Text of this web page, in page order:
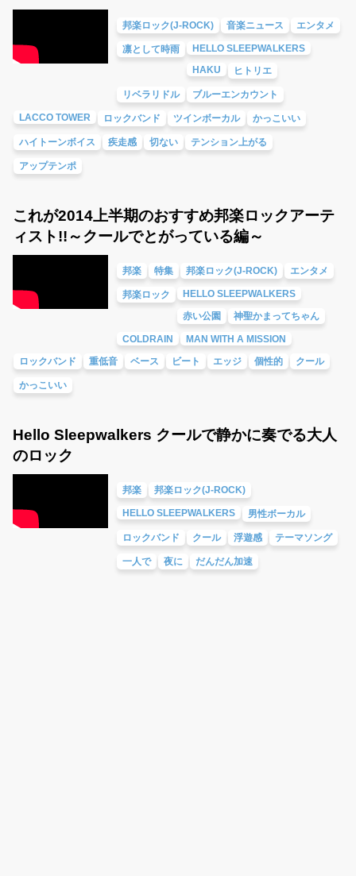
邦楽ロック(J-ROCK) 音楽ニュース エンタメ
凛として時雨
HELLO SLEEPWALKERS
HAKU
ヒトリエ
リベラリドル ブルーエンカウント
LACCO TOWER ロックバンド ツインボーカル かっこいい
ハイトーンボイス 疾走感 切ない テンション上がる
アップテンポ
これが2014上半期のおすすめ邦楽ロックアーテ
ィスト!!～クールでとがっている編～
邦楽 特集 邦楽ロック(J-ROCK) エンタメ
邦楽ロック
HELLO SLEEPWALKERS
赤い公園
神聖かまってちゃん
COLDRAIN
MAN WITH A MISSION
ロックバンド
重低音 ベース ビート エッジ 個性的 クール
かっこいい
Hello Sleepwalkers クールで静かに奏でる大人
のロック
邦楽 邦楽ロック(J-ROCK)
HELLO SLEEPWALKERS 男性ボーカル
ロックバンド クール 浮遊感 テーマソング
一人で 夜に だんだん加速